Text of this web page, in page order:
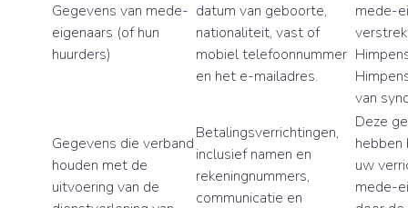
Gegevens van mede-
eigenaars (of hun
huurders)
datum van geboorte,
nationaliteit, vast of
mobiel telefoonnummer
en het e-mailadres.
mede-
van
Gegevens die verband
houden met de
uitvoering van de
Betalingsverrichtingen,
inclusief namen en
rekeningnummers,
communicatie en
Deze
hebben
uw
mede-